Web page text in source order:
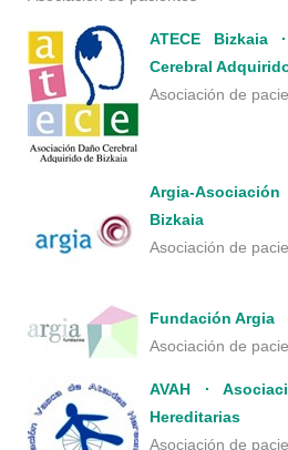
ATECE Bizkaia
Cerebral
Asociación de
Argia-
Bizkaia
Asociación de
Fundación Argia
Asociación de
AVAH ·
Hereditarias
Asociación de